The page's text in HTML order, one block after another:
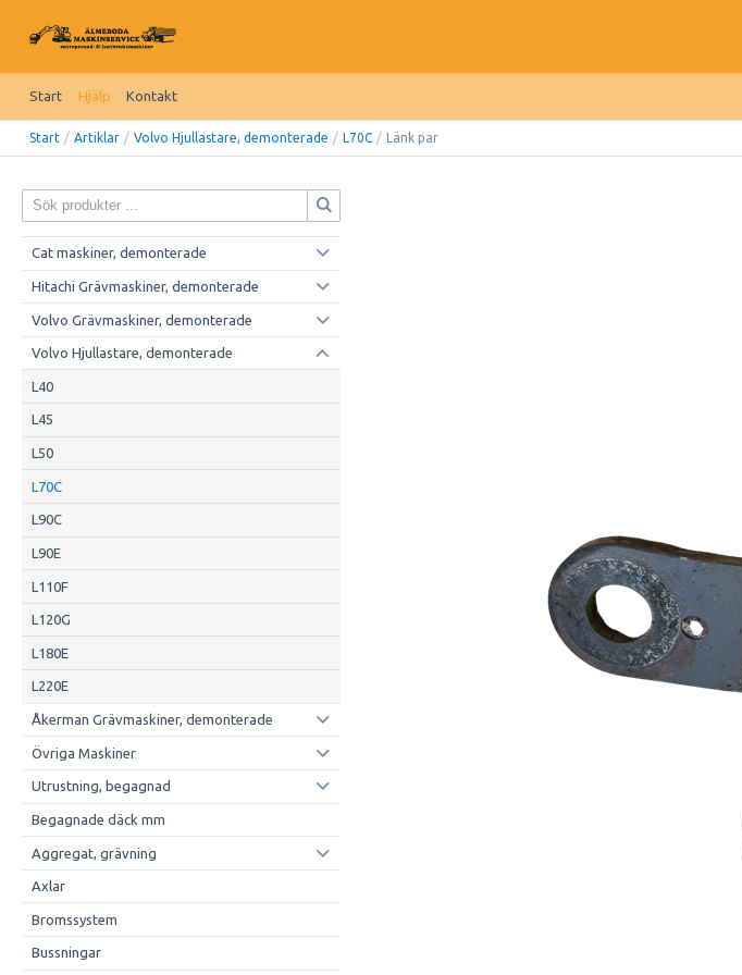
Start Hjälp Kontakt
Start / Artiklar / Volvo Hjullastare, demonterade / L70C / Länk par
Cat maskiner, demonterade
Hitachi Grävmaskiner, demonterade
Volvo Grävmaskiner, demonterade
Volvo Hjullastare, demonterade
L40
L45
L50
L70C
L90C
L90E
L110F
L120G
L180E
L220E
Åkerman Grävmaskiner, demonterade
Övriga Maskiner
Utrustning, begagnad
Begagnade däck mm
Aggregat, grävning
Axlar
Bromssystem
Bussningar